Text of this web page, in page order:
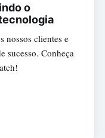
o
nossos clientes e
sucesso. Conheça